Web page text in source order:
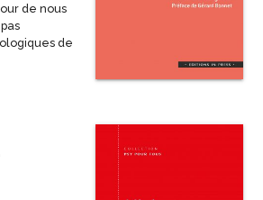
de nous
de